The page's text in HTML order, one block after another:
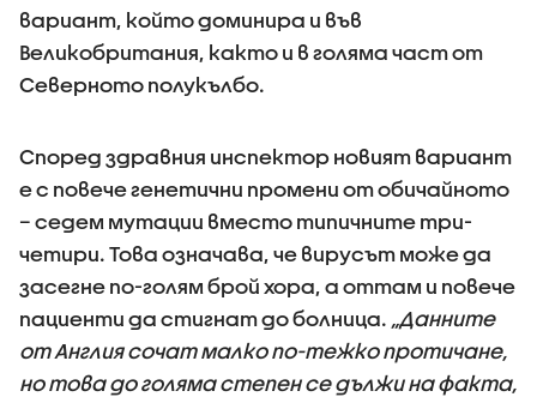
вариант, който доминира и във
Великобритания, както и в голяма част от
Северното полукълбо.
Според здравния инспектор новият вариант
е с повече генетични промени от обичайното
– седем мутации вместо типичните три-
четири. Това означава, че вирусът може да
засегне по-голям брой хора, а оттам и повече
пациенти да стигнат до болница. „Данните
от Англия сочат малко по-тежко протичане,
но това до голяма степен се дължи на факта,